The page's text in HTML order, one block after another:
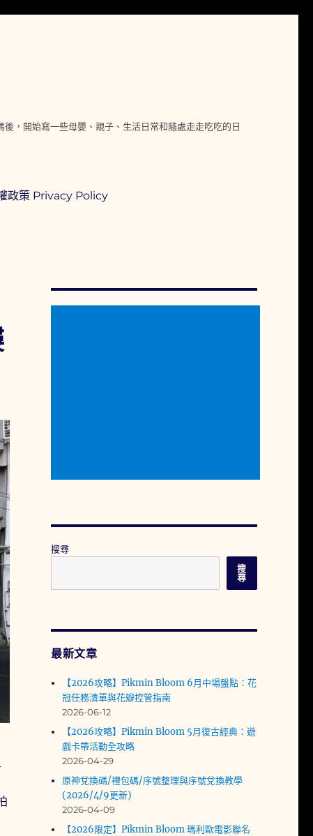
，開始寫一些母嬰、親子、生活日常和隨處走走吃吃的日
政策 Privacy Policy
搜尋
搜
尋
最新文章
【2026攻略】Pikmin Bloom 6月中場盤點：花
冠任務清單與花瓣控管指南
2026-06-12
【2026攻略】Pikmin Bloom 5月復古經典：遊
戲卡帶活動全攻略
2026-04-29
原神兌換碼/禮包碼/序號整理與序號兌換教學
(2026/4/9更新)
2026-04-09
【2026限定】Pikmin Bloom 瑪利歐電影聯名